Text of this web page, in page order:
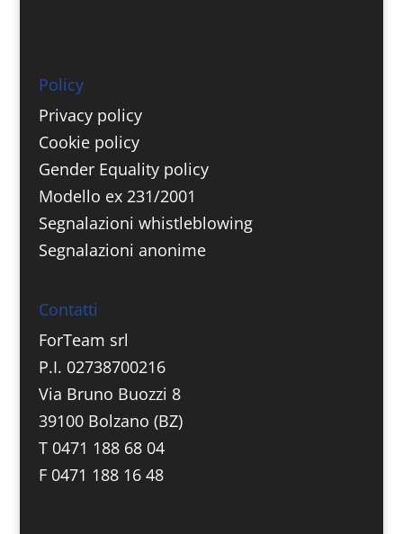
Policy
Privacy policy
Cookie policy
Gender Equality policy
Modello ex 231/2001
Segnalazioni whistleblowing
Segnalazioni anonime
Contatti
ForTeam srl
P.I. 02738700216
Via Bruno Buozzi 8
39100 Bolzano (BZ)
T 0471 188 68 04
F 0471 188 16 48